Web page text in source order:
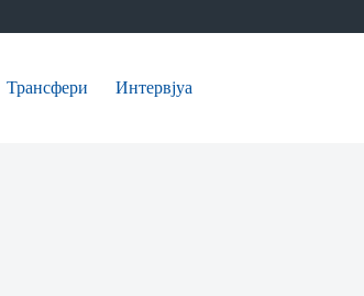
Трансфери Интервјуа